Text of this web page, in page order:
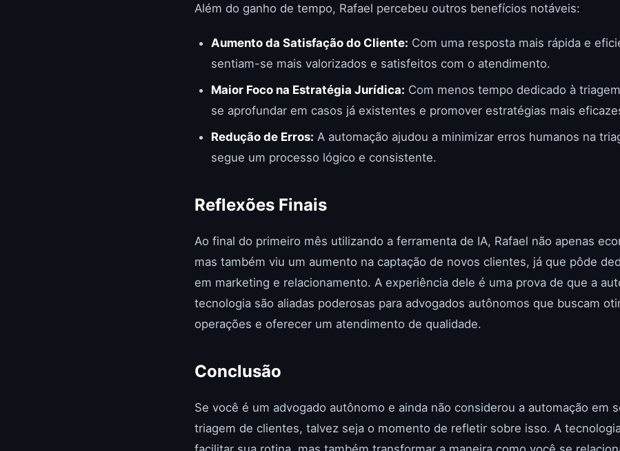
Além do ganho de tempo, Rafael percebeu outros benefícios notáveis:
Aumento da Satisfação do Cliente: Com uma resposta mais rápida e
sentiam-se mais valorizados e satisfeitos com o atendimento.
Maior Foco na Estratégia Jurídica: Com menos tempo dedicado à
se aprofundar em casos já existentes e promover estratégias mais
Redução de Erros: A automação ajudou a minimizar erros humanos na
segue um processo lógico e consistente.
Reflexões Finais
Ao final do primeiro mês utilizando a ferramenta de IA, Rafael não apenas
mas também viu um aumento na captação de novos clientes, já que pôde
em marketing e relacionamento. A experiência dele é uma prova de que a
tecnologia são aliadas poderosas para advogados autônomos que buscam
operações e oferecer um atendimento de qualidade.
Conclusão
Se você é um advogado autônomo e ainda não considerou a automação em
triagem de clientes, talvez seja o momento de refletir sobre isso. A